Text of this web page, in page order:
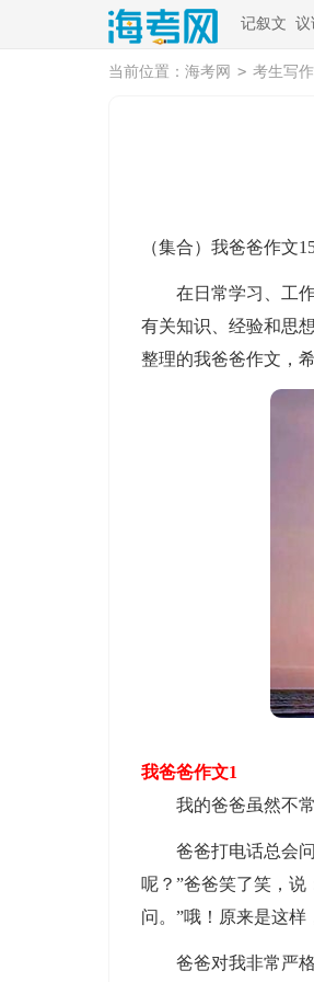
记叙文 议
当前位置： 海考网 > 考生写作
（集合）我爸爸作文
在日常学习、工作
有关知识、经验和思
整理的我爸爸作文，
我爸爸作文1
我的爸爸虽然不常
爸爸打电话总会问“
呢？”爸爸笑了笑，
问。”哦！原来是这
爸爸对我非常严格